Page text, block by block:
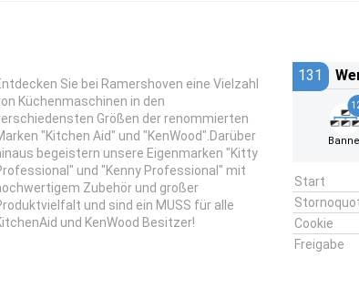
Sie bei Ramershoven eine Vielzahl
Küchenmaschinen in den
Größen der renommierten
"Kitchen Aid" und "KenWood".Darüber
begeistern unsere Eigenmarken "Kitty
und "Kenny Professional" mit
Zubehör und großer
und sind ein MUSS für alle
und KenWood Besitzer!
131
Start
Cookie
Freigabe